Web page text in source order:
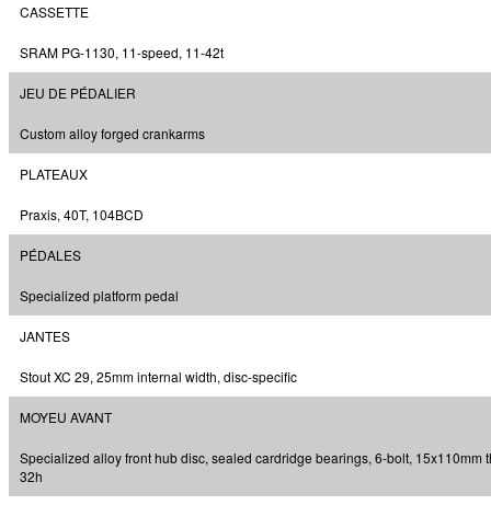
CASSETTE
SRAM PG-1130, 11-speed, 11-42t
JEU DE PÉDALIER
Custom alloy forged crankarms
PLATEAUX
Praxis, 40T, 104BCD
PÉDALES
Specialized platform pedal
JANTES
Stout XC 29, 25mm internal width, disc-specific
MOYEU AVANT
Specialized alloy front hub disc, sealed cardridge bearings, 6-bolt, 15x110mm
32h